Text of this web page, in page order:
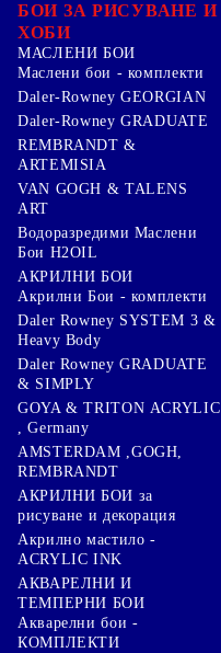
БОИ ЗА РИСУВАНЕ И
ХОБИ
МАСЛЕНИ БОИ
Маслени бои - комплекти
Daler-Rowney GEORGIAN
Daler-Rowney GRADUATE
REMBRANDT &
ARTEMISIA
VAN GOGH & TALENS
ART
Водоразредими Маслени
Бои H2OIL
АКРИЛНИ БОИ
Акрилни Бои - комплекти
Daler Rowney SYSTEM 3 &
Heavy Body
Daler Rowney GRADUATE
& SIMPLY
GOYA & TRITON АCRYLIC
, Germany
AMSTERDAM ,GOGH,
REMBRANDT
АКРИЛНИ БОИ за
рисуване и декорация
Акрилно мастило -
ACRYLIC INK
АКВАРЕЛНИ И
ТЕМПЕРНИ БОИ
Акварелни бои -
КОМПЛЕКТИ